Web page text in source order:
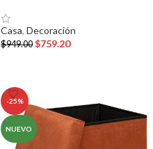
Casa, Decoración
$949.00 $759.20
-25%
NUEVO